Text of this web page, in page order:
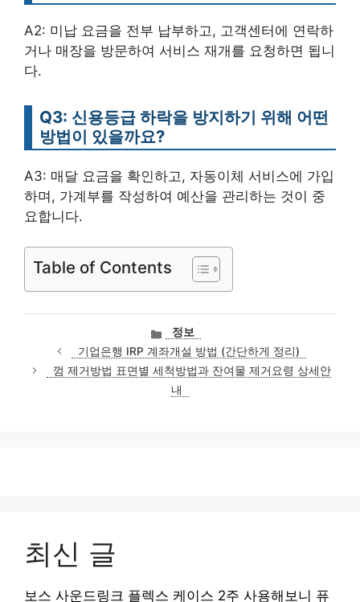
A2: 미납 요금을 전부 납부하고, 고객센터에 연락하
거나 매장을 방문하여 서비스 재개를 요청하면 됩니
다.
Q3: 신용등급 하락을 방지하기 위해 어떤
방법이 있을까요?
A3: 매달 요금을 확인하고, 자동이체 서비스에 가입
하며, 가계부를 작성하여 예산을 관리하는 것이 중
요합니다.
Table of Contents
카
테
고
리
정보
기업은행 IRP 계좌개설 방법 (간단하게 정리)
껌 제거방법 표면별 세척방법과 잔여물 제거요령 상세안
내
최신 글
보스 사운드링크 플렉스 케이스 2주 사용해보니 퓨